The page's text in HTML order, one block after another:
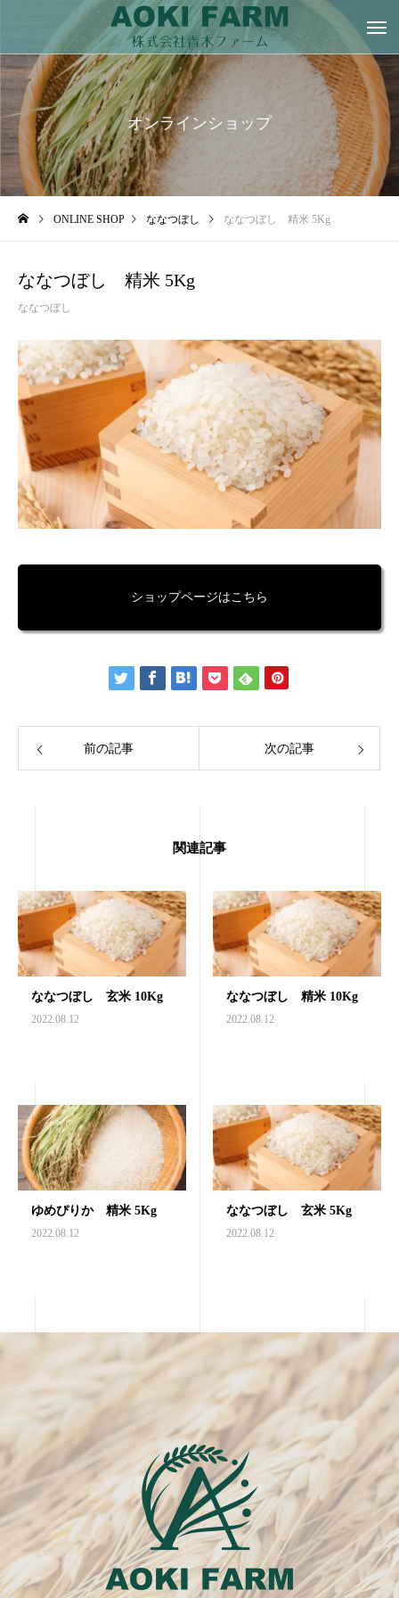
オンラインショップ
ONLINE SHOP ななつぼし ななつぼし 精米 5Kg
ななつぼし 精米 5Kg
ななつぼし
ショップページはこちら
前の記事 次の記事
関連記事
ななつぼし 玄米 10Kg
2022.08.12
ななつぼし 精米 10Kg
2022.08.12
ゆめぴりか 精米 5Kg
2022.08.12
ななつぼし 玄米 5Kg
2022.08.12